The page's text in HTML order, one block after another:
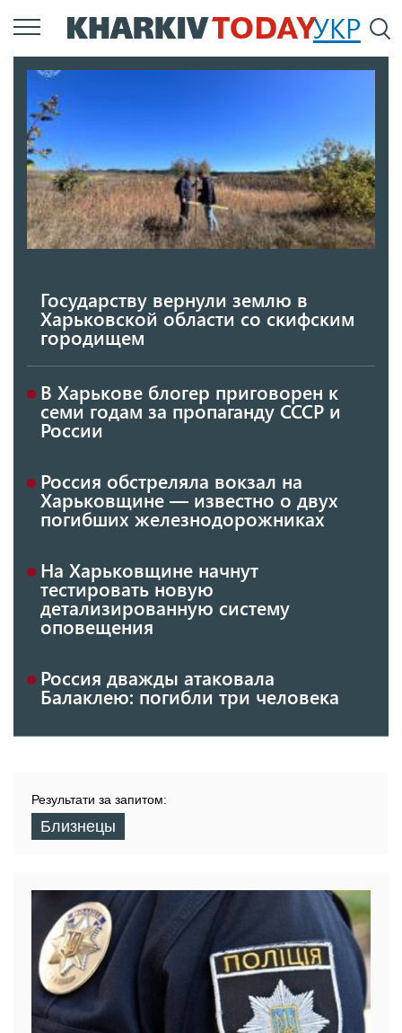
Перейти
к
УКР
Государству вернули землю в
Харьковской области со скифским
городищем
В Харькове блогер приговорен к
семи годам за пропаганду СССР и
России
Россия обстреляла вокзал на
Харьковщине — известно о двух
погибших железнодорожниках
На Харьковщине начнут
тестировать новую
детализированную систему
оповещения
Россия дважды атаковала
Балаклею: погибли три человека
Результати за запитом:
Близнецы